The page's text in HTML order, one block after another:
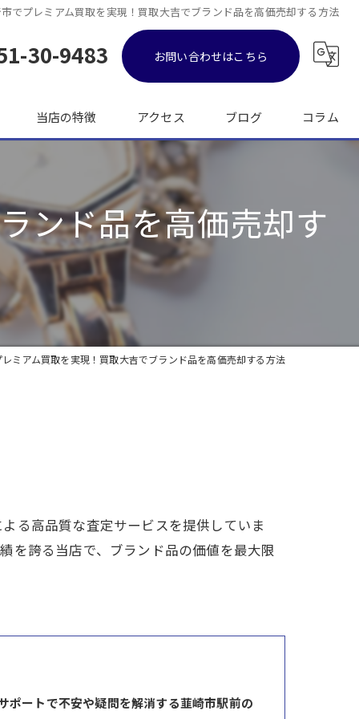
でプレミアム買取を実現！買取大吉でブランド品を高価売却する方法
30-9483 お問い合わせはこちら
当店の特徴
ブランド品
バッグ
時計
出張
アクセス ブログ コラム
ンド品を高価売却す
ミアム買取を実現！買取大吉でブランド品を高価売却する方法
る高品質な査定サービスを提供していま
を誇る当店で、ブランド品の価値を最大限
ポートで不安や疑問を解消する韮崎市駅前の